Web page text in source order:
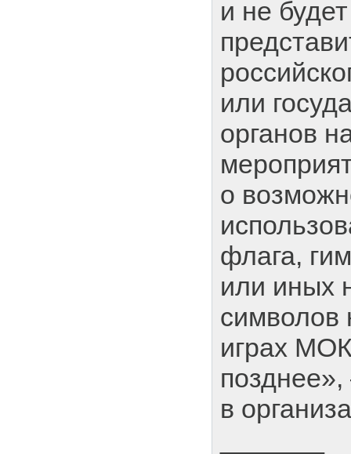
и не
или
органов
о
флага,
или иных
символов
играх
в